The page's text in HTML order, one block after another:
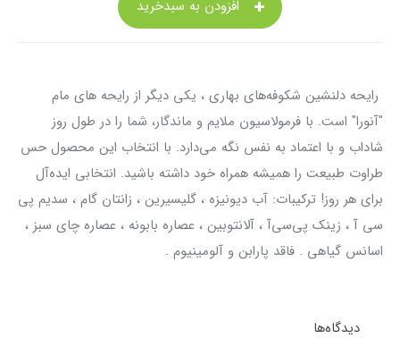
رایحه دلنشین شکوفه‌های بهاری ، يکی ديگر از رایحه های مام
"آنورا" است. با فرمولاسیون ملایم و ماندگار، شما را در طول روز
شاداب و با اعتماد به نفس نگه می‌دارد. با انتخاب این محصول حس
طراوت طبیعت را همیشه همراه خود داشته باشید. انتخابی ایده‌آل
برای هر روز! ترکیبات: آب دیونیزه ، گلیسیرین ، زانتان گام ، سدیم پی
سی آ ، زینک پی‌سی‌آ ، آلانتوبین ، عصاره بابونه ، عصاره چای سبز ،
اسانس گیاهی . فاقد پارابن و آلومینیوم .
دیدگاه‌ها